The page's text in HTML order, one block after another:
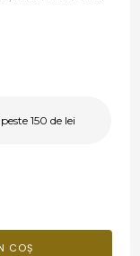
150 de lei
COȘ